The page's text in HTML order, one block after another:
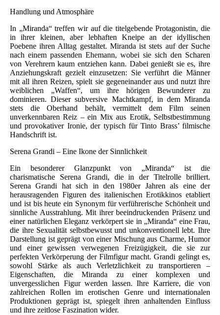
Handlung und Atmosphäre
In „Miranda“ treffen wir auf die titelgebende Protagonistin, die
in ihrer kleinen, aber lebhaften Kneipe an der idyllischen
Poebene ihren Alltag gestaltet. Miranda ist stets auf der Suche
nach einem passenden Ehemann, wobei sie sich den Scharen
von Verehrern kaum entziehen kann. Dabei genießt sie es, ihre
Anziehungskraft gezielt einzusetzen: Sie verführt die Männer
mit all ihren Reizen, spielt sie gegeneinander aus und nutzt ihre
weiblichen „Waffen“, um ihre hörigen Bewunderer zu
dominieren. Dieser subversive Machtkampf, in dem Miranda
stets die Oberhand behält, vermittelt dem Film seinen
unverkennbaren Reiz – ein Mix aus Erotik, Selbstbestimmung
und provokativer Ironie, der typisch für Tinto Brass’ filmische
Handschrift ist.
Serena Grandi – Eine Ikone der Sinnlichkeit
Ein besonderer Glanzpunkt von „Miranda“ ist die
charismatische Serena Grandi, die in der Titelrolle brilliert.
Serena Grandi hat sich in den 1980er Jahren als eine der
herausragenden Figuren des italienischen Erotikkinos etabliert
und ist bis heute ein Synonym für verführerische Schönheit und
sinnliche Ausstrahlung. Mit ihrer beeindruckenden Präsenz und
einer natürlichen Eleganz verkörpert sie in „Miranda“ eine Frau,
die ihre Sexualität selbstbewusst und unkonventionell lebt. Ihre
Darstellung ist geprägt von einer Mischung aus Charme, Humor
und einer gewissen verwegenen Freizügigkeit, die sie zur
perfekten Verkörperung der Filmfigur macht. Grandi gelingt es,
sowohl Stärke als auch Verletzlichkeit zu transportieren –
Eigenschaften, die Miranda zu einer komplexen und
unvergesslichen Figur werden lassen. Ihre Karriere, die von
zahlreichen Rollen im erotischen Genre und internationalen
Produktionen geprägt ist, spiegelt ihren anhaltenden Einfluss
und ihre zeitlose Faszination wider.